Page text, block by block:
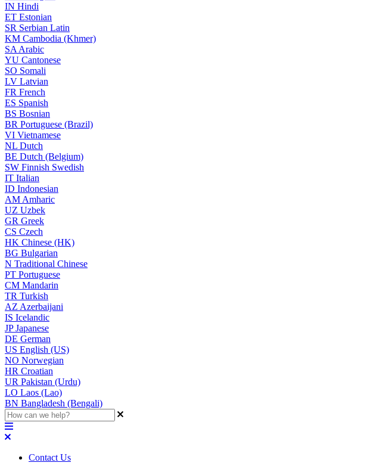
IN Hindi
ET Estonian
SR Serbian Latin
KM Cambodia (Khmer)
SA Arabic
YU Cantonese
SO Somali
LV Latvian
FR French
ES Spanish
BS Bosnian
BR Portuguese (Brazil)
VI Vietnamese
NL Dutch
BE Dutch (Belgium)
SW Finnish Swedish
IT Italian
ID Indonesian
AM Amharic
UZ Uzbek
GR Greek
CS Czech
HK Chinese (HK)
BG Bulgarian
N Traditional Chinese
PT Portuguese
CM Mandarin
TR Turkish
AZ Azerbaijani
IS Icelandic
JPJapanese
DE German
US English (US)
NO Norwegian
HR Croatian
UR Pakistan (Urdu)
LO Laos (Lao)
BN Bangladesh (Bengali)
Contact Us